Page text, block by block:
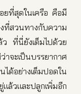
ยที่สุดในเครือ คือมี
สวนทางกับความ
ว ที่นี่ยังเต็มไปด้วย
จะเป็นบรรยากาศ
ได้อย่างเต็มปอดใน
ล้วและปลูกเพิ่มอีก